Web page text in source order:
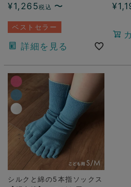
¥1,265税込 〜
ベストセラー
詳細を見る
¥
シルクと綿の5本指ソックス